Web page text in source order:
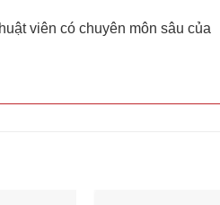
viên có chuyên môn sâu của